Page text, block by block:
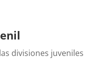
divisiones juveniles